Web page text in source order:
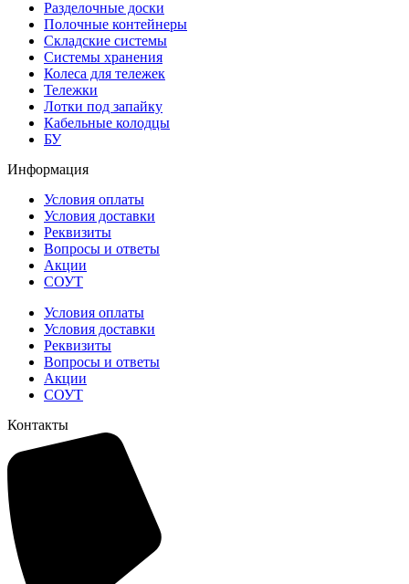
Разделочные доски
Полочные контейнеры
Складские системы
Системы хранения
Колеса для тележек
Тележки
Лотки под запайку
Кабельные колодцы
БУ
Информация
Условия оплаты
Условия доставки
Реквизиты
Вопросы и ответы
Акции
СОУТ
Условия оплаты
Условия доставки
Реквизиты
Вопросы и ответы
Акции
СОУТ
Контакты